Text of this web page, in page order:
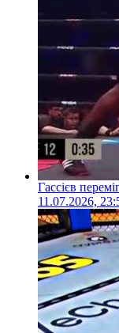
Гассієв
11.07.2026,